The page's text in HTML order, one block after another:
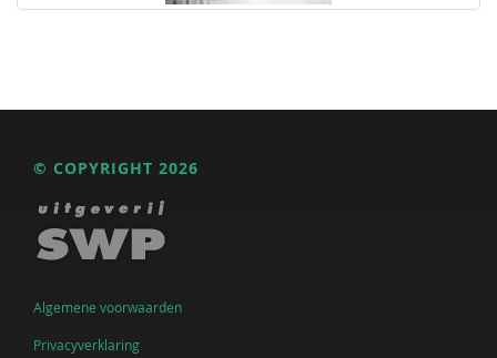
© COPYRIGHT 2026
Algemene voorwaarden
Privacyverklaring